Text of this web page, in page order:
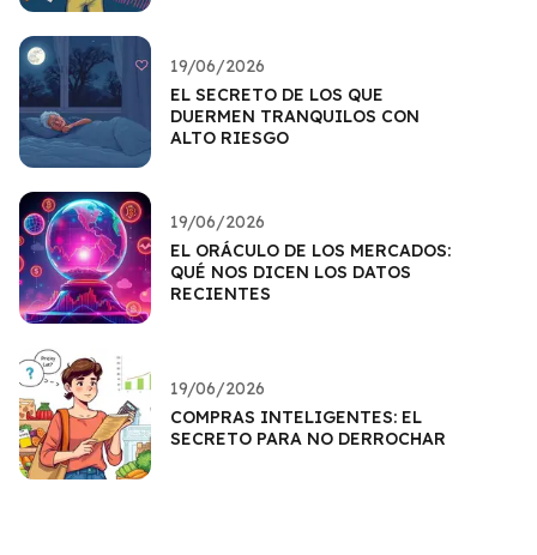
19/06/2026
EL SECRETO DE LOS QUE
DUERMEN TRANQUILOS CON
ALTO RIESGO
19/06/2026
EL ORÁCULO DE LOS MERCADOS:
QUÉ NOS DICEN LOS DATOS
RECIENTES
19/06/2026
COMPRAS INTELIGENTES: EL
SECRETO PARA NO DERROCHAR